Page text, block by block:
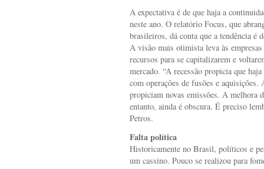
A expectativa é de que haja a
neste ano. O relatório Focus, que
brasileiros, dá conta que a tendência
A visão mais otimista leva às
recursos para se capitalizarem e
mercado. “A recessão propicia que
com operações de fusões e
propiciam novas emissões. A melhora
entanto, ainda é obscura. É preciso
Petros.
Falta política
Historicamente no Brasil, políticos e
um cassino. Pouco se realizou para